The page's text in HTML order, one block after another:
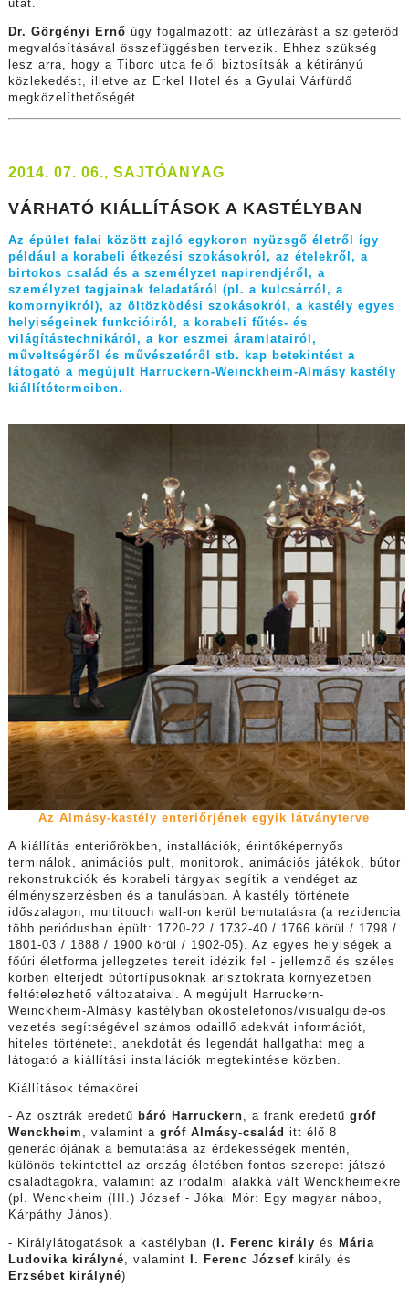
utat.
Dr. Görgényi Ernő úgy fogalmazott: az útlezárást a szigeterőd
megvalósításával összefüggésben tervezik. Ehhez szükség
lesz arra, hogy a Tiborc utca felől biztosítsák a kétirányú
közlekedést, illetve az Erkel Hotel és a Gyulai Várfürdő
megközelíthetőségét.
2014. 07. 06., SAJTÓANYAG
VÁRHATÓ KIÁLLÍTÁSOK A KASTÉLYBAN
Az épület falai között zajló egykoron nyüzsgő életről így
például a korabeli étkezési szokásokról, az ételekről, a
birtokos család és a személyzet napirendjéről, a
személyzet tagjainak feladatáról (pl. a kulcsárról, a
komornyikról), az öltözködési szokásokról, a kastély egyes
helyiségeinek funkcióiról, a korabeli fűtés- és
világítástechnikáról, a kor eszmei áramlatairól,
műveltségéről és művészetéről stb. kap betekintést a
látogató a megújult Harruckern-Weinckheim-Almásy kastély
kiállítótermeiben.
Az Almásy-kastély enteriőrjének egyik látványterve
A kiállítás enteriőrökben, installációk, érintőképernyős
terminálok, animációs pult, monitorok, animációs játékok, bútor
rekonstrukciók és korabeli tárgyak segítik a vendéget az
élményszerzésben és a tanulásban. A kastély története
időszalagon, multitouch wall-on kerül bemutatásra (a rezidencia
több periódusban épült: 1720-22 / 1732-40 / 1766 körül / 1798 /
1801-03 / 1888 / 1900 körül / 1902-05). Az egyes helyiségek a
főúri életforma jellegzetes tereit idézik fel - jellemző és széles
körben elterjedt bútortípusoknak arisztokrata környezetben
feltételezhető változataival. A megújult Harruckern-
Weinckheim-Almásy kastélyban okostelefonos/visualguide-os
vezetés segítségével számos odaillő adekvát információt,
hiteles történetet, anekdotát és legendát hallgathat meg a
látogató a kiállítási installációk megtekintése közben.
Kiállítások témakörei
- Az osztrák eredetű báró Harruckern, a frank eredetű gróf
Wenckheim , valamint a gróf Almásy-család itt élő 8
generációjának a bemutatása az érdekességek mentén,
különös tekintettel az ország életében fontos szerepet játszó
családtagokra, valamint az irodalmi alakká vált Wenckheimekre
(pl. Wenckheim (III.) József - Jókai Mór: Egy magyar nábob,
Kárpáthy János),
- Királylátogatások a kastélyban ( I. Ferenc király és
Mária
Ludovika királyné, valamint I. Ferenc Józsefkirály és
Erzsébet királyné)